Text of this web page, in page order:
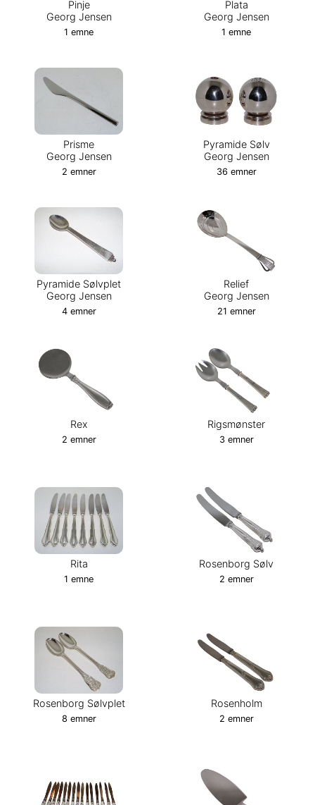
Pinje
Georg Jensen
1 emne
Plata
Georg Jensen
1 emne
Prisme
Georg Jensen
2 emner
Pyramide Sølv
Georg Jensen
36 emner
Pyramide Sølvplet
Georg Jensen
4 emner
Relief
Georg Jensen
21 emner
Rex
2 emner
Rigsmønster
3 emner
Rita
1 emne
Rosenborg Sølv
2 emner
Rosenborg Sølvplet
8 emner
Rosenholm
2 emner